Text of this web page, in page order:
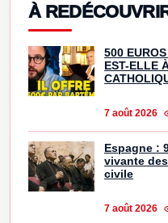
À
500
EST-ELLE
7 août 2026
Espagne :
vivante
civile
7 août 2026